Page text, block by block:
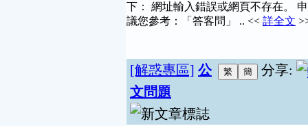
下： 網址輸入錯誤或網頁不存在。
議您參考：「答客問」 .. << 詳全文
分享:
[解惑專區] 公
文問題